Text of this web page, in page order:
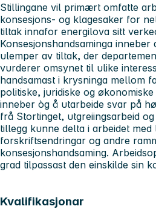
Stillingane vil primært omfatte
konsesjons- og klagesaker for
tiltak innafor energilova sitt
Konsesjonshandsaminga
ulemper av tiltak, der
vurderer omsynet til ulike
handsamast i krysninga mellom
politiske, juridiske og
inneber òg å utarbeide svar på
frå Stortinget, utgreiingsarbeid
tillegg kunne delta i arbeidet med
forskriftsendringar og andre
konsesjonshandsaming.
grad tilpassast den einskilde sin
Kvalifikasjonar